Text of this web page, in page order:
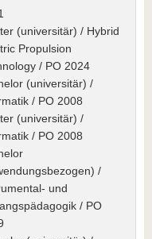
(universitär) / Hybrid
Propulsion
/ PO 2024
(universitär) /
/ PO 2008
(universitär) /
/ PO 2008
/
und
/ PO